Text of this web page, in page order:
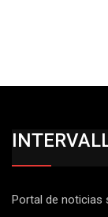
Portal de noticias